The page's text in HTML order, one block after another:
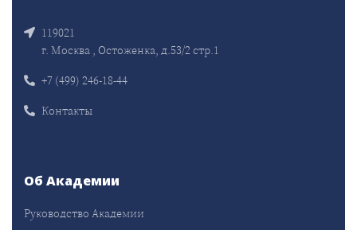
119021
г. Москва , Остоженка, д.53/2 стр.1
+7 (499) 246-18-44
Контакты
Об Академии
Руководство Академии